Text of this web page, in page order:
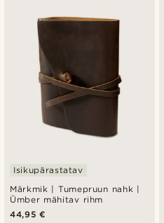
Märkmik | Tumepruun nahk |
Ümber mähitav rihm
Isikupärastatav
44,95 €